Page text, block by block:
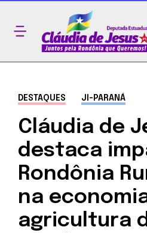
DESTAQUES JI-PARANÁ
Cláudia de
destaca
Rondônia
na
agricultura